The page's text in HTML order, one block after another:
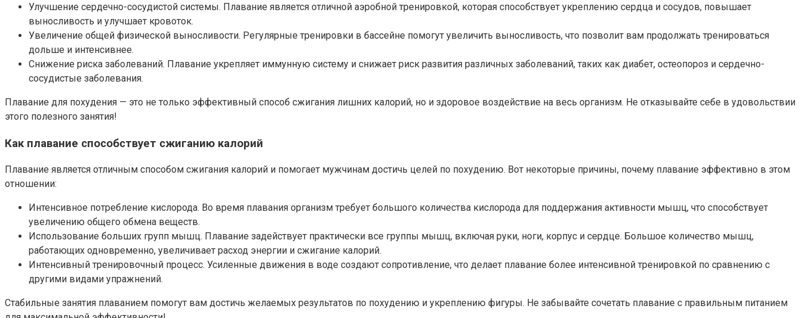
Улучшение сердечно-сосудистой системы. Плавание является отличной аэробной тренировкой, которая способствует укреплению сердца и сосудов, повышает
выносливость и улучшает кровоток.
Увеличение общей физической выносливости. Регулярные тренировки в бассейне помогут увеличить выносливость, что позволит вам продолжать тренироваться
дольше и интенсивнее.
Снижение риска заболеваний. Плавание укрепляет иммунную систему и снижает риск развития различных заболеваний, таких как диабет, остеопороз и сердечно-
сосудистые заболевания.
Плавание для похудения — это не только эффективный способ сжигания лишних калорий, но и здоровое воздействие на весь организм. Не отказывайте себе в удовольствии
этого полезного занятия!
Как плавание способствует сжиганию калорий
Плавание является отличным способом сжигания калорий и помогает мужчинам достичь целей по похудению. Вот некоторые причины, почему плавание эффективно в этом
отношении:
Интенсивное потребление кислорода. Во время плавания организм требует большого количества кислорода для поддержания активности мышц, что способствует
увеличению общего обмена веществ.
Использование больших групп мышц. Плавание задействует практически все группы мышц, включая руки, ноги, корпус и сердце. Большое количество мышц,
работающих одновременно, увеличивает расход энергии и сжигание калорий.
Интенсивный тренировочный процесс. Усиленные движения в воде создают сопротивление, что делает плавание более интенсивной тренировкой по сравнению с
другими видами упражнений.
Стабильные занятия плаванием помогут вам достичь желаемых результатов по похудению и укреплению фигуры. Не забывайте сочетать плавание с правильным питанием